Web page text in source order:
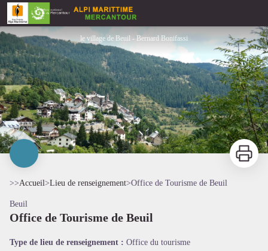
Office de Tourisme de Beuil
le village de Beuil - Bernard Bonifassi
Voir l'image en plein écran
Imprimer
>>Accueil>Lieu de renseignement>Office de Tourisme de Beuil
Beuil
Office de Tourisme de Beuil
Type de lieu de renseignement : Office du tourisme